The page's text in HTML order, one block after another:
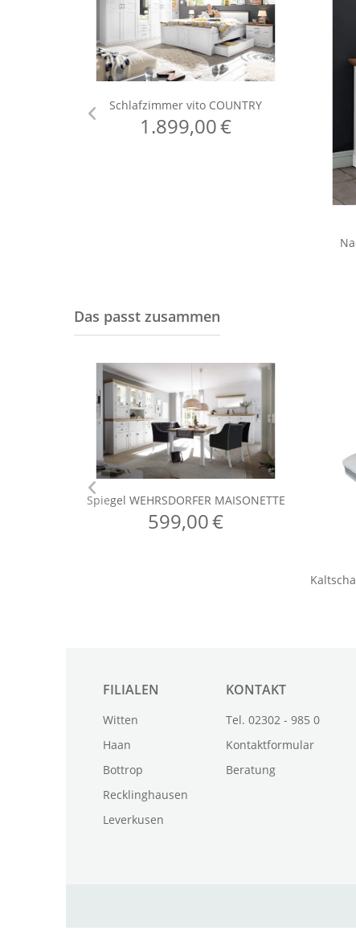
FILIALEN
Witten
Haan
Bottrop
Recklinghausen
Leverkusen
KONTAKT
Tel. 02302 - 985 0
Kontaktformular
Beratung